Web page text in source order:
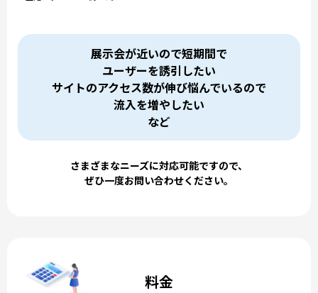
展示会が近いので短期間で
ユーザーを誘引したい
サイトのアクセス数が伸び悩んでいるので
流入を増やしたい
など
さまざまなニーズに対応可能ですので、
ぜひ一度お問い合わせください。
料金